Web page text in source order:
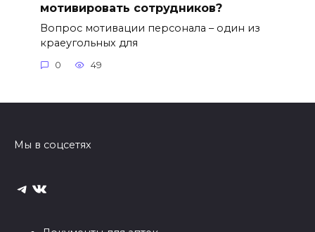
мотивировать сотрудников?
Вопрос мотивации персонала – один из
краеугольных для
0 49
Мы в соцсетях
Telegram
ВКонтакте